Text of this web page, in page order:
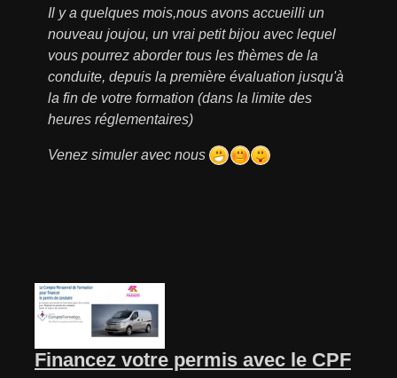
Il y a quelques mois,nous avons accueilli un
nouveau joujou, un vrai petit bijou avec lequel
vous pourrez aborder tous les thèmes de la
conduite, depuis la première évaluation jusqu'à
la fin de votre formation (dans la limite des
heures réglementaires)
Venez simuler avec nous
Financez votre permis avec le CPF